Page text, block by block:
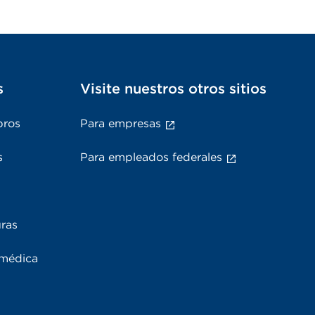
Visite nuestros otros sitios
Para empresas
Para empleados federales